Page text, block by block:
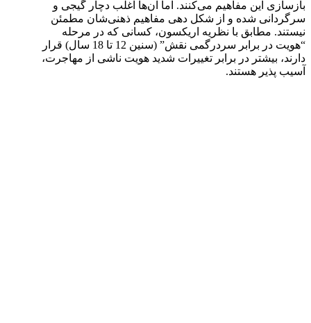
بازسازی این مفاهیم می‌کنند. اما آن‌ها اغلب دچار گیجی و
سرگردانی شده و از شکل دهی مفاهیم ذهنی‌شان مطمئن
نیستند. مطابق با نظریه اریکسون، کسانی که در مرحله
“هویت در برابر سردرگمی نقش” (سنین 12 تا 18 سال) قرار
دارند، بیشتر در برابر تغییرات شدید هویت ناشی از مهاجرت،
آسیب پذیر هستند.